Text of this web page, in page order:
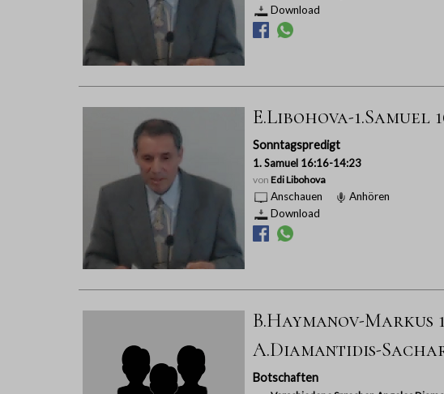
Download
E.Libohova-1.Samuel
Sonntagspredigt
1. Samuel 16:16-14:23
von Edi Libohova
Anschauen
Anhören
Download
B.Haymanov-Markus
A.Diamantidis-
Botschaften